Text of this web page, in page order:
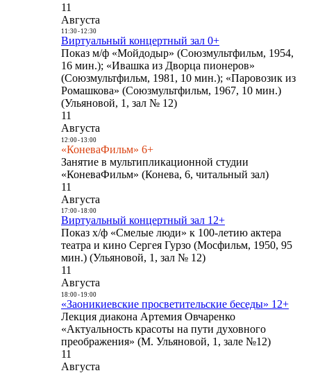
11
Августа
11:30- 12:30
Виртуальный концертный зал 0+
Показ м/ф «Мойдодыр» (Союзмультфильм, 1954,
16 мин.); «Ивашка из Дворца пионеров»
(Союзмультфильм, 1981, 10 мин.); «Паровозик из
Ромашкова» (Союзмультфильм, 1967, 10 мин.)
(Ульяновой, 1, зал № 12)
11
Августа
12:00- 13:00
«КоневаФильм» 6+
Занятие в мультипликационной студии
«КоневаФильм» (Конева, 6, читальный зал)
11
Августа
17:00- 18:00
Виртуальный концертный зал 12+
Показ х/ф «Смелые люди» к 100-летию актера
театра и кино Сергея Гурзо (Мосфильм, 1950, 95
мин.) (Ульяновой, 1, зал № 12)
11
Августа
18:00- 19:00
«Заоникиевские просветительские беседы» 12+
Лекция диакона Артемия Овчаренко
«Актуальность красоты на пути духовного
преображения» (М. Ульяновой, 1, зале №12)
11
Августа